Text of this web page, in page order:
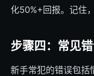
化50%+回报。记住
步骤四：常见
新手常犯的错误包括